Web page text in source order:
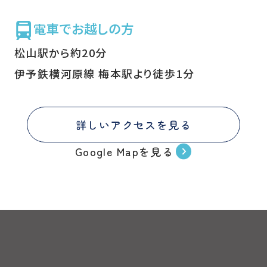
電車でお越しの方
松山駅から約20分
伊予鉄横河原線 梅本駅より徒歩1分
詳しいアクセスを見る
Google Mapを見る